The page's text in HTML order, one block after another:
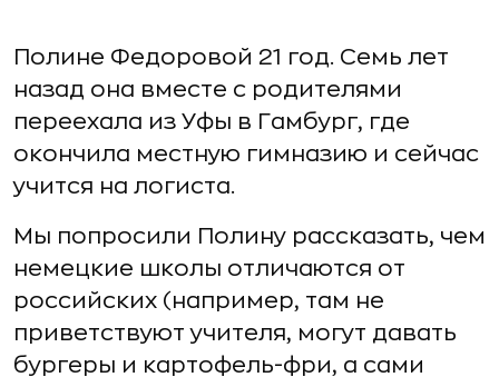
Полине Федоровой 21 год. Семь лет
назад она вместе с родителями
переехала из Уфы в Гамбург, где
окончила местную гимназию и сейчас
учится на логиста.
Мы попросили Полину рассказать, чем
немецкие школы отличаются от
российских (например, там не
приветствуют учителя, могут давать
бургеры и картофель-фри, а сами